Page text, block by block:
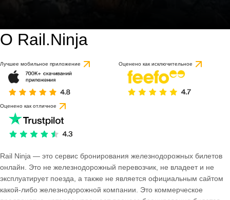
О Rail.Ninja
Лучшее мобильное приложение Оценено как исключительное
Оценено как отличное
Rail Ninja — это сервис бронирования железнодорожных билетов
онлайн. Это не железнодорожный перевозчик, не владеет и не
эксплуатирует поезда, а также не является официальным сайтом
какой-либо железнодорожной компании. Это коммерческое